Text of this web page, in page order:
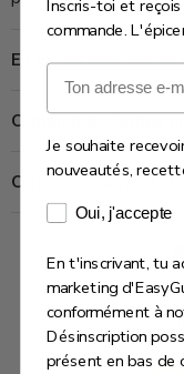
En savoir plus sur
Combien de temps
Comment contacter
Soyez
Inscris-toi et
commande.
Email
Je souhaite
nouveautés,
Consentement e-
Oui, j'accepte
En t'inscrivant, tu
marketing
conformément à
Désinscription
présent en bas de